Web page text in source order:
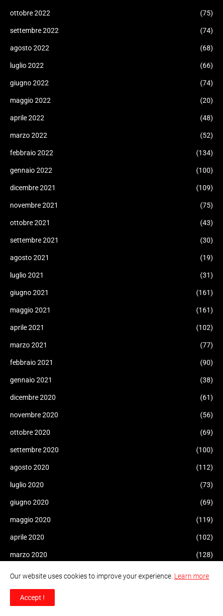
ottobre 2022 (75)
settembre 2022 (74)
agosto 2022 (68)
luglio 2022 (66)
giugno 2022 (74)
maggio 2022 (20)
aprile 2022 (48)
marzo 2022 (52)
febbraio 2022 (134)
gennaio 2022 (100)
dicembre 2021 (109)
novembre 2021 (75)
ottobre 2021 (43)
settembre 2021 (30)
agosto 2021 (19)
luglio 2021 (31)
giugno 2021 (161)
maggio 2021 (161)
aprile 2021 (102)
marzo 2021 (77)
febbraio 2021 (90)
gennaio 2021 (38)
dicembre 2020 (61)
novembre 2020 (56)
ottobre 2020 (69)
settembre 2020 (100)
agosto 2020 (112)
luglio 2020 (73)
giugno 2020 (69)
maggio 2020 (119)
aprile 2020 (102)
marzo 2020 (128)
febbraio 2020
gennaio 2020
dicembre 2019
Our website uses cookies to improve your experience. Learn more
Accept !